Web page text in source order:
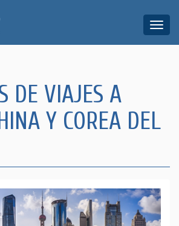
Toggle
DE VIAJES A
Y COREA DEL